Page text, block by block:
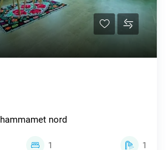
hammamet nord
1 1